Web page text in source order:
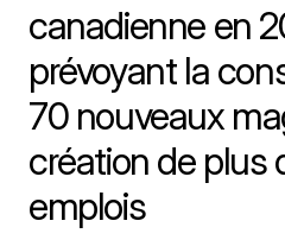
canadienne en
prévoyant la
70 nouveaux
création de plus
emplois